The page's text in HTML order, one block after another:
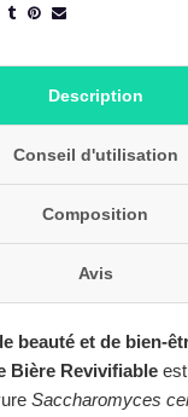
Description
Conseil d'utilisation
Composition
Avis
beauté et de bien-
Bière Revivifiable
Saccharomyces